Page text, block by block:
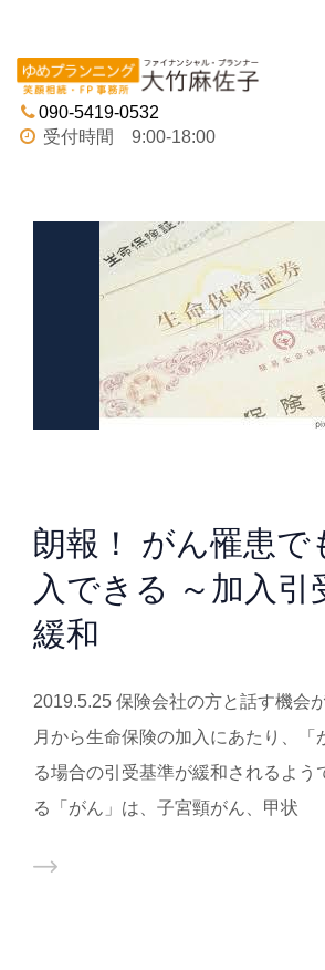
090-5419-0532
受付時間 9:00-18:00
朗報！ がん罹患で
入できる ～加入引
緩和
2019.5.25 保険会社の方と話す機会
月から生命保険の加入にあたり、「
る場合の引受基準が緩和されるよ
る「がん」は、子宮頸がん、甲状